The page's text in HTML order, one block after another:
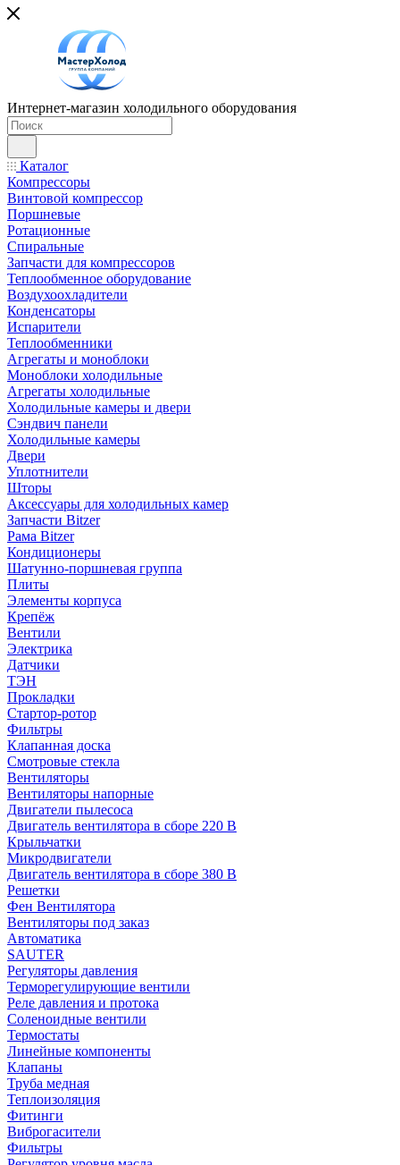
Интернет-магазин холодильного оборудования
Каталог
Компрессоры
Винтовой компрессор
Поршневые
Ротационные
Спиральные
Запчасти для компрессоров
Теплообменное оборудование
Воздухоохладители
Конденсаторы
Испарители
Теплообменники
Агрегаты и моноблоки
Моноблоки холодильные
Агрегаты холодильные
Холодильные камеры и двери
Сэндвич панели
Холодильные камеры
Двери
Уплотнители
Шторы
Аксессуары для холодильных камер
Запчасти Bitzer
Рама Bitzer
Кондиционеры
Шатунно-поршневая группа
Плиты
Элементы корпуса
Крепёж
Вентили
Электрика
Датчики
ТЭН
Прокладки
Стартор-ротор
Фильтры
Клапанная доска
Смотровые стекла
Вентиляторы
Вентиляторы напорные
Двигатели пылесоса
Двигатель вентилятора в сборе 220 В
Крыльчатки
Микродвигатели
Двигатель вентилятора в сборе 380 В
Решетки
Фен Вентилятора
Вентиляторы под заказ
Автоматика
SAUTER
Регуляторы давления
Терморегулирующие вентили
Реле давления и протока
Соленоидные вентили
Термостаты
Линейные компоненты
Клапаны
Труба медная
Теплоизоляция
Фитинги
Виброгасители
Фильтры